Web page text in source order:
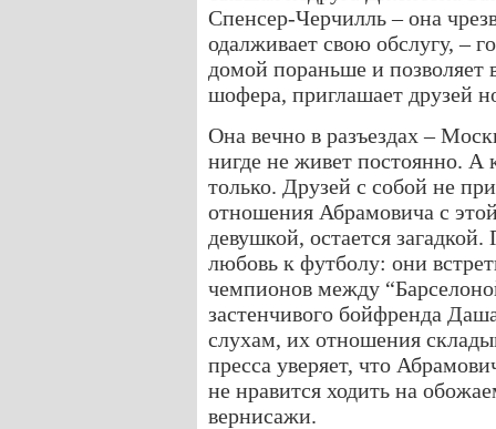
Спенсер-Черчилль – она
одалживает свою обслугу, –
домой пораньше и позволяет
шофера, приглашает друзей
Она вечно в разъездах –
нигде не живет постоянно. А
только. Друзей с собой не
отношения Абрамовича с
девушкой, остается
любовь к футболу: они
чемпионов между
застенчивого бойфренда
слухам, их отношения
пресса уверяет, что
не нравится ходить на
вернисажи.